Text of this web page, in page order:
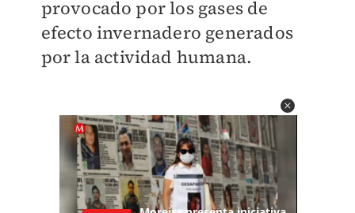
provocado por los gases de
efecto invernadero generados
por la actividad humana.